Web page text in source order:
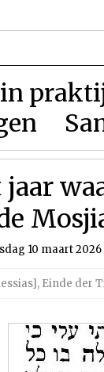
in
jaar
10 maart 2026
, Einde der